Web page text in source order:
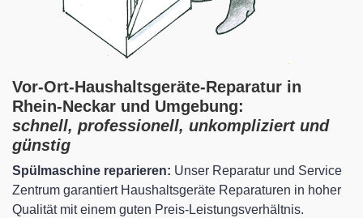
Vor-Ort-Haushaltsgeräte-Reparatur in
Rhein-Neckar und Umgebung:
schnell, professionell, unkompliziert und
günstig
Spülmaschine reparieren: Unser Reparatur und Service
Zentrum garantiert Haushaltsgeräte Reparaturen in hoher
Qualität mit einem guten Preis-Leistungsverhältnis.